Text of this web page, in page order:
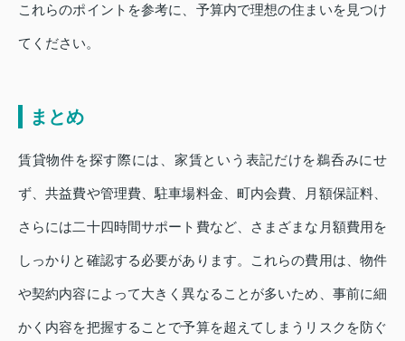
これらのポイントを参考に、予算内で理想の住まいを見つけ
てください。
まとめ
賃貸物件を探す際には、家賃という表記だけを鵜呑みにせ
ず、共益費や管理費、駐車場料金、町内会費、月額保証料、
さらには二十四時間サポート費など、さまざまな月額費用を
しっかりと確認する必要があります。これらの費用は、物件
や契約内容によって大きく異なることが多いため、事前に細
かく内容を把握することで予算を超えてしまうリスクを防ぐ